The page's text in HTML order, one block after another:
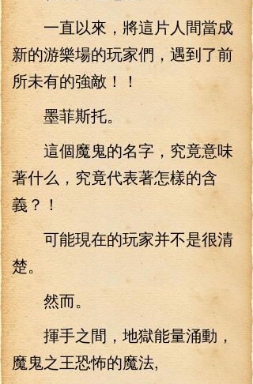
一直以來，將這片人間當成
新的游樂場的玩家們，遇到了前
所未有的強敵！！
墨菲斯托。
這個魔鬼的名字，究竟意味
著什么，究竟代表著怎樣的含
義？！
可能現在的玩家并不是很清
楚。
然而。
揮手之間，地獄能量涌動，
魔鬼之王恐怖的魔法,